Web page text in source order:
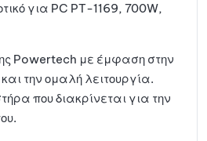
αγαπη
μένων
για PC PT-1169, 700W,
Powertech με έμφαση στην
την ομαλή λειτουργία.
που διακρίνεται για την